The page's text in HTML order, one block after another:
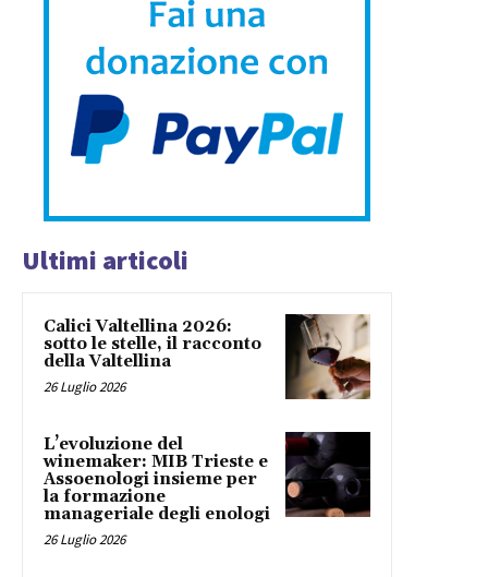
Ultimi articoli
Calici Valtellina 2026:
sotto le stelle, il racconto
della Valtellina
26 Luglio 2026
L’evoluzione del
winemaker: MIB Trieste e
Assoenologi insieme per
la formazione
manageriale degli enologi
26 Luglio 2026